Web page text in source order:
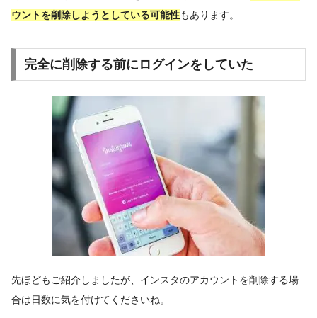
ウントを削除しようとしている可能性もあります。
完全に削除する前にログインをしていた
先ほどもご紹介しましたが、インスタのアカウントを削除する場
合は日数に気を付けてくださいね。